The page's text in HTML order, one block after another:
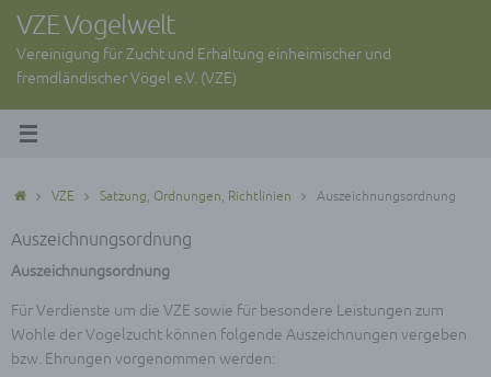
Inhalt
springen
VZE Vogelwelt
Vereinigung für Zucht und Erhaltung einheimischer und
fremdländischer Vögel e.V. (VZE)
StartVZE Satzung, Ordnungen, Richtlinien Auszeichnungsordnung
Auszeichnungsordnung
Auszeichnungsordnung
Für Verdienste um die VZE sowie für besondere Leistungen zum
Wohle der Vogelzucht können folgende Auszeichnungen vergeben
bzw. Ehrungen vorgenommen werden: